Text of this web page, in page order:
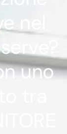
nel
uno
tra